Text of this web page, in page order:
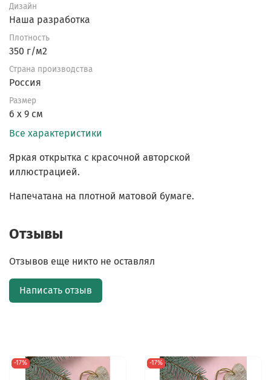
Дизайн
Наша разработка
Плотность
350 г/м2
Страна производства
Россия
Размер
6 х 9 см
Все характеристики
Яркая открытка с красочной авторской
иллюстрацией.
Напечатана на плотной матовой бумаге.
Отзывы
Отзывов еще никто не оставлял
Написать отзыв
-17% -17%